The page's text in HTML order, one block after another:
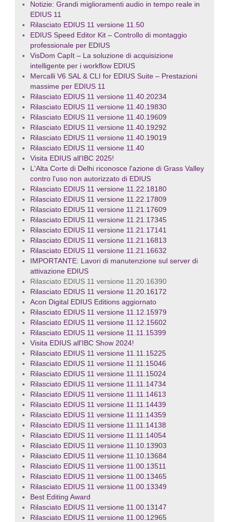
Notizie: Grandi miglioramenti audio in tempo reale in
EDIUS 11
Rilasciato EDIUS 11 versione 11.50
EDIUS Speed Editor Kit – Controllo di montaggio
professionale per EDIUS
VisDom CapIt – La soluzione di acquisizione
intelligente per i workflow EDIUS
Mercalli V6 SAL & CLI for EDIUS Suite – Prestazioni
massime per EDIUS 11
Rilasciato EDIUS 11 versione 11.40.20234
Rilasciato EDIUS 11 versione 11.40.19830
Rilasciato EDIUS 11 versione 11.40.19609
Rilasciato EDIUS 11 versione 11.40.19292
Rilasciato EDIUS 11 versione 11.40.19019
Rilasciato EDIUS 11 versione 11.40
Visita EDIUS all'IBC 2025!
L'Alta Corte di Delhi riconosce l'azione di Grass Valley
contro l'uso non autorizzato di EDIUS
Rilasciato EDIUS 11 versione 11.22.18180
Rilasciato EDIUS 11 versione 11.22.17809
Rilasciato EDIUS 11 versione 11.21.17609
Rilasciato EDIUS 11 versione 11.21.17345
Rilasciato EDIUS 11 versione 11.21.17141
Rilasciato EDIUS 11 versione 11.21.16813
Rilasciato EDIUS 11 versione 11.21.16632
IMPORTANTE: Lavori di manutenzione sul server di
attivazione EDIUS
Rilasciato EDIUS 11 versione 11.20.16390
Rilasciato EDIUS 11 versione 11.20.16172
Acon Digital EDIUS Editions aggiornato
Rilasciato EDIUS 11 versione 11.12.15979
Rilasciato EDIUS 11 versione 11.12.15602
Rilasciato EDIUS 11 versione 11.11.15399
Visita EDIUS all'IBC Show 2024!
Rilasciato EDIUS 11 versione 11.11.15225
Rilasciato EDIUS 11 versione 11.11.15046
Rilasciato EDIUS 11 versione 11.11.15024
Rilasciato EDIUS 11 versione 11.11.14734
Rilasciato EDIUS 11 versione 11.11.14613
Rilasciato EDIUS 11 versione 11.11.14439
Rilasciato EDIUS 11 versione 11.11.14359
Rilasciato EDIUS 11 versione 11.11.14138
Rilasciato EDIUS 11 versione 11.11.14054
Rilasciato EDIUS 11 versione 11.10.13903
Rilasciato EDIUS 11 versione 11.10.13684
Rilasciato EDIUS 11 versione 11.00.13511
Rilasciato EDIUS 11 versione 11.00.13465
Rilasciato EDIUS 11 versione 11.00.13349
Best Editing Award
Rilasciato EDIUS 11 versione 11.00.13147
Rilasciato EDIUS 11 versione 11.00.12965